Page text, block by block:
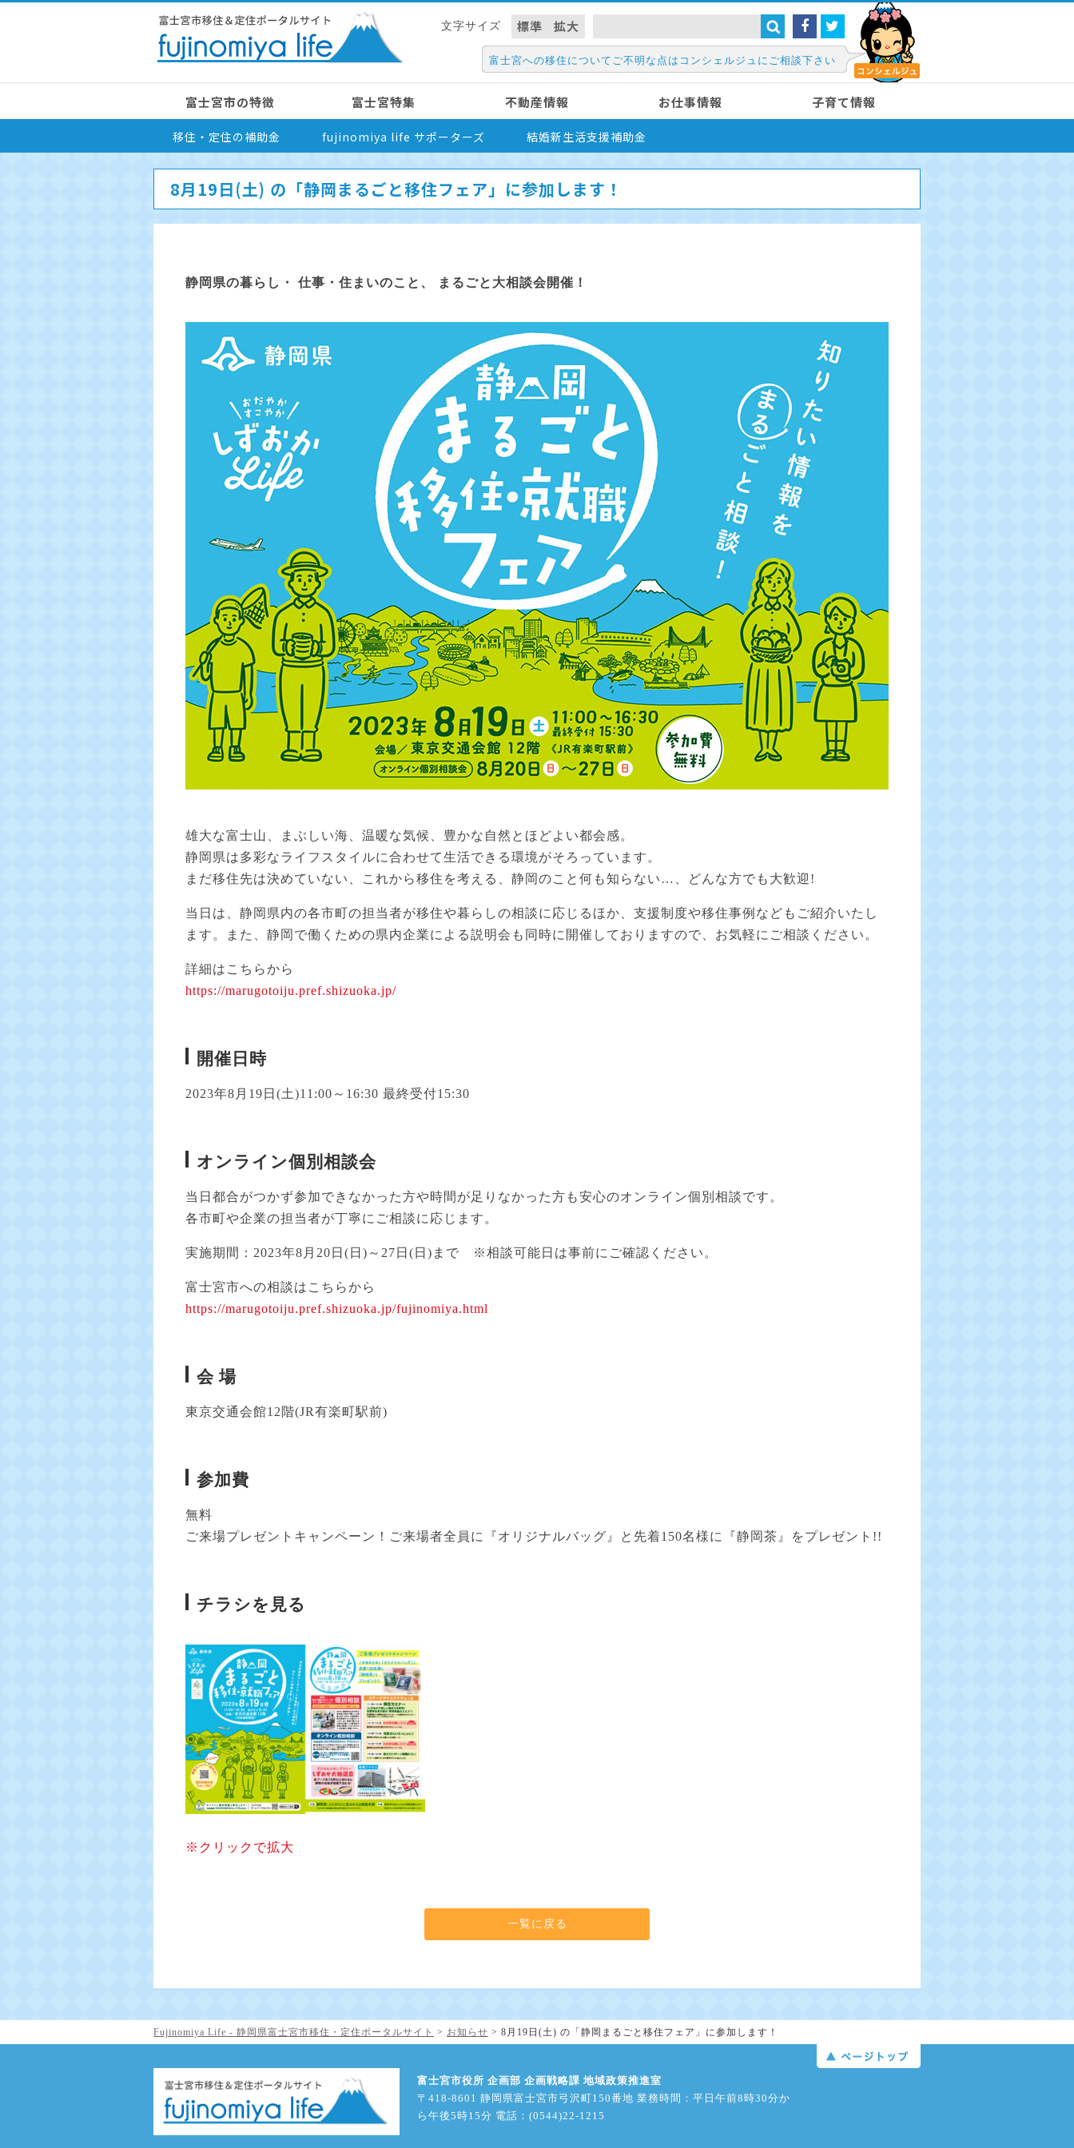
文字サイズ 標準 拡大
富士宮への移住についてご不明な点はコンシェルジュにご相談下さい
富士宮市の特徴 富士宮特集 不動産情報 お仕事情報 子育て情報
移住・定住の補助金 fujinomiya life サポーターズ 結婚新生活支援補助金
8月19日(土) の「静岡まるごと移住フェア」に参加します！
静岡県の暮らし・ 仕事・住まいのこと、 まるごと大相談会開催！
雄大な富士山、まぶしい海、温暖な気候、豊かな自然とほどよい都会感。
静岡県は多彩なライフスタイルに合わせて生活できる環境がそろっています。
まだ移住先は決めていない、これから移住を考える、静岡のこと何も知らない…、どんな方でも大歓迎!
当日は、静岡県内の各市町の担当者が移住や暮らしの相談に応じるほか、支援制度や移住事例などもご紹介いたし
ます。また、静岡で働くための県内企業による説明会も同時に開催しておりますので、お気軽にご相談ください。
詳細はこちらから
https://marugotoiju.pref.shizuoka.jp/
開催日時
2023年8月19日(土)11:00～16:30 最終受付15:30
オンライン個別相談会
当日都合がつかず参加できなかった方や時間が足りなかった方も安心のオンライン個別相談です。
各市町や企業の担当者が丁寧にご相談に応じます。
実施期間：2023年8月20日(日)～27日(日)まで ※相談可能日は事前にご確認ください。
富士宮市への相談はこちらから
https://marugotoiju.pref.shizuoka.jp/fujinomiya.html
会 場
東京交通会館12階(JR有楽町駅前)
参加費
無料
ご来場プレゼントキャンペーン！ご来場者全員に『オリジナルバッグ』と先着150名様に『静岡茶』をプレゼント!!
チラシを見る
※クリックで拡大
一覧に戻る
Fujinomiya Life - 静岡県富士宮市移住・定住ポータルサイト > お知らせ > 8月19日(土) の「静岡まるごと移住フェア」に参加します！
富士宮市役所 企画部 企画戦略課 地域政策推進室
〒418-8601 静岡県富士宮市弓沢町150番地 業務時間：平日午前8時30分か
ら午後5時15分 電話：(0544)22-1215